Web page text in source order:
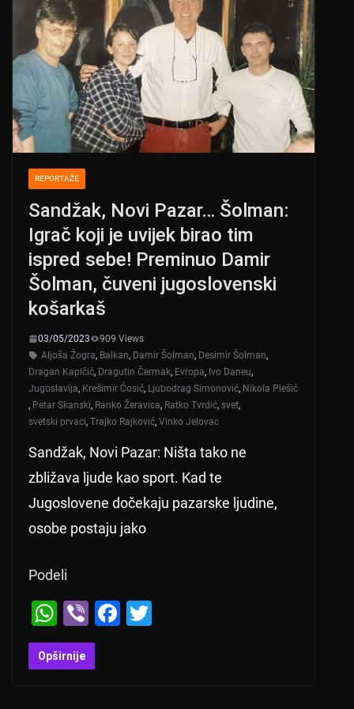
REPORTAŽE
Sandžak, Novi Pazar… Šolman:
Igrač koji je uvijek birao tim
ispred sebe! Preminuo Damir
Šolman, čuveni jugoslovenski
košarkaš
03/05/2023
909 Views
Aljoša Žogra, Balkan, Damir Šolman, Desimir Šolman,
Dragan Kapičić, Dragutin Čermak, Evropa, Ivo Daneu,
Jugoslavija, Krešimir Ćosić, Ljubodrag Simonović, Nikola Plešić
, Petar Skanski, Ranko Žeravica, Ratko Tvrdić, svet,
svetski prvaci, Trajko Rajković, Vinko Jelovac
Sandžak, Novi Pazar: Ništa tako ne
zbližava ljude kao sport. Kad te
Jugoslovene dočekaju pazarske ljudine,
osobe postaju jako
Podeli
W
h
at
Vi
b
er
F
Opširnije